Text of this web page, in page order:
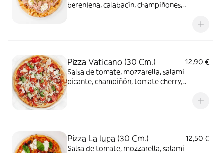
berenjena, calabacín, champiñones,
Pizza Vaticano (30 Cm.)
12,90 €
Salsa de tomate, mozzarella, salami
picante, champiñón, tomate cherry,
Pizza La lupa (30 Cm.)
12,50 €
Salsa de tomate, mozzarella, salami